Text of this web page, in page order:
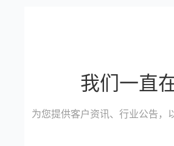
我们一直
为您提供客户资讯、行业公告，